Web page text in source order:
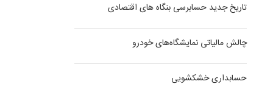
تاریخ جدید حسابرسی بنگاه های اقتصادی
چالش مالیاتی نمایشگاه‌های خودرو
حسابداری خشکشویی